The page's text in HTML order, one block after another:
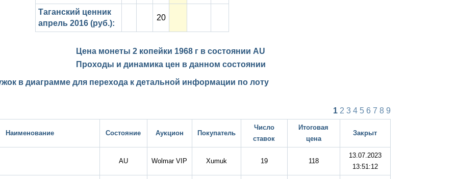
Таганский ценник
апрель 2016 (руб.):
20
Цена монеты 2 копейки 1968 г в состоянии AU
Проходы и динамика цен в данном состоянии
в диаграмме для перехода к детальной информации по лоту
1 2 3 4 5 6 7 8 9
Наименование Состояние Аукцион Покупатель
Число
ставок
Итоговая
цена
Закрыт
AU Wolmar VIP Xumuk 19 118
13.07.2023
13:51:12